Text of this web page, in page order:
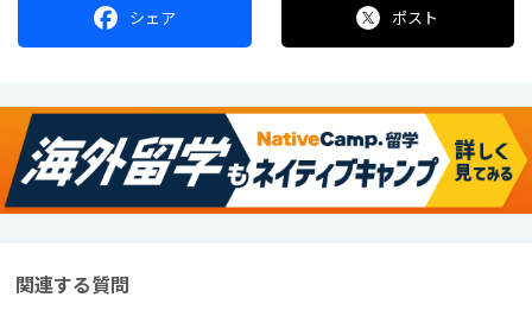
シェア ポスト
関連する質問